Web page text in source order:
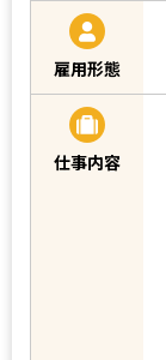
雇用形態
仕事内容